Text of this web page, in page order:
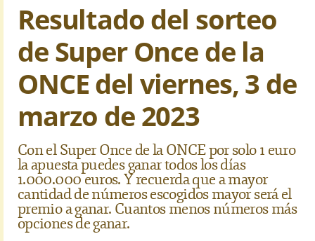
Resultado del sorteo
de Super Once de la
ONCE del viernes, 3 de
marzo de 2023
Con el Super Once de la ONCE por solo 1 euro
la apuesta puedes ganar todos los días
1.000.000 euros. Y recuerda que a mayor
cantidad de números escogidos mayor será el
premio a ganar. Cuantos menos números más
opciones de ganar.